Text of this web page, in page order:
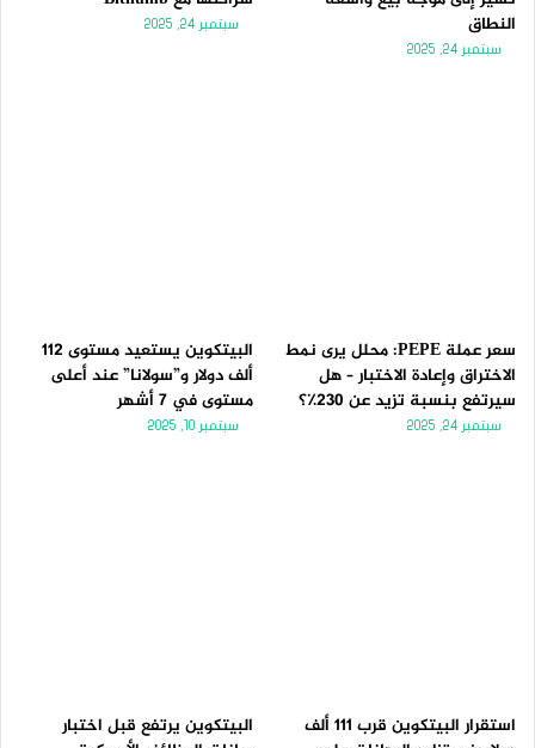
النطاق
سبتمبر 24, 2025
سبتمبر 24, 2025
سعر عملة PEPE: محلل يرى نمط
الاختراق وإعادة الاختبار – هل
سيرتفع بنسبة تزيد عن 230٪؟
سبتمبر 24, 2025
البيتكوين يستعيد مستوى 112
ألف دولار و”سولانا” عند أعلى
مستوى في 7 أشهر
سبتمبر 10, 2025
استقرار البيتكوين قرب 111 ألف
البيتكوين يرتفع قبل اختبار